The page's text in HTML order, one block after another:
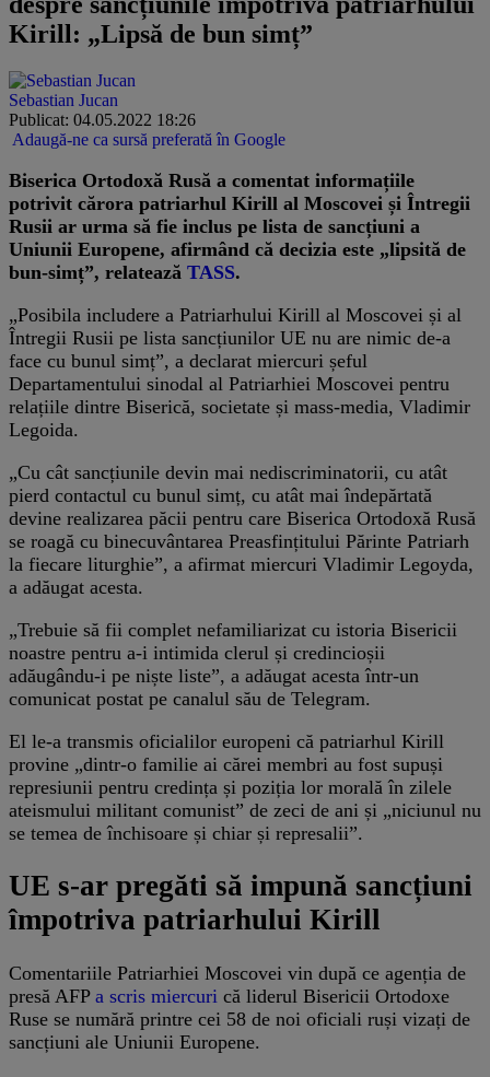
Kirill: „Lipsă de bun simț”
Sebastian Jucan
Publicat: 04.05.2022 18:26
Adaugă-ne ca sursă preferată în Google
Biserica Ortodoxă Rusă a comentat informațiile
potrivit cărora patriarhul Kirill al Moscovei și Întregii
Rusii ar urma să fie inclus pe lista de sancțiuni a
Uniunii Europene, afirmând că decizia este „lipsită de
bun-simț”, relatează TASS.
„​Posibila includere a Patriarhului Kirill al Moscovei și al
Întregii Rusii pe lista sancțiunilor UE nu are nimic de-a
face cu bunul simț”, a declarat miercuri șeful
Departamentului sinodal al Patriarhiei Moscovei pentru
relațiile dintre Biserică, societate și mass-media, Vladimir
Legoida.
„Cu cât sancțiunile devin mai nediscriminatorii, cu atât
pierd contactul cu bunul simț, cu atât mai îndepărtată
devine realizarea păcii pentru care Biserica Ortodoxă Rusă
se roagă cu binecuvântarea Preasfințitului Părinte Patriarh
la fiecare liturghie”, a afirmat miercuri Vladimir Legoyda,
a adăugat acesta.
„Trebuie să fii complet nefamiliarizat cu istoria Bisericii
noastre pentru a-i intimida clerul și credincioșii
adăugându-i pe niște liste”, a adăugat acesta într-un
comunicat postat pe canalul său de Telegram.
El le-a transmis oficialilor europeni că patriarhul Kirill
provine „dintr-o familie ai cărei membri au fost supuși
represiunii pentru credința și poziția lor morală în zilele
ateismului militant comunist” de zeci de ani și „niciunul nu
se temea de închisoare și chiar și represalii”.
UE s-ar pregăti să impună sancțiuni
împotriva patriarhului Kirill
Comentariile Patriarhiei Moscovei vin după ce agenția de
presă AFP a scris miercuri că liderul Bisericii Ortodoxe
Ruse se numără printre cei 58 de noi oficiali ruși vizați de
sancțiuni ale Uniunii Europene.